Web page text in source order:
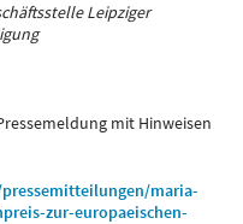
Leipziger
mit Hinweisen
maria-
zur-europaeischen-